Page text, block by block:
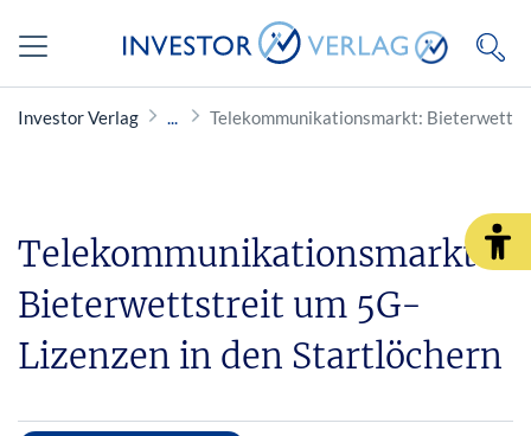
Investor Verlag Telekommunikationsmarkt:
Telekommunikationsmarkt:
Bieterwettstreit um 5G-
Lizenzen in den Startlöchern